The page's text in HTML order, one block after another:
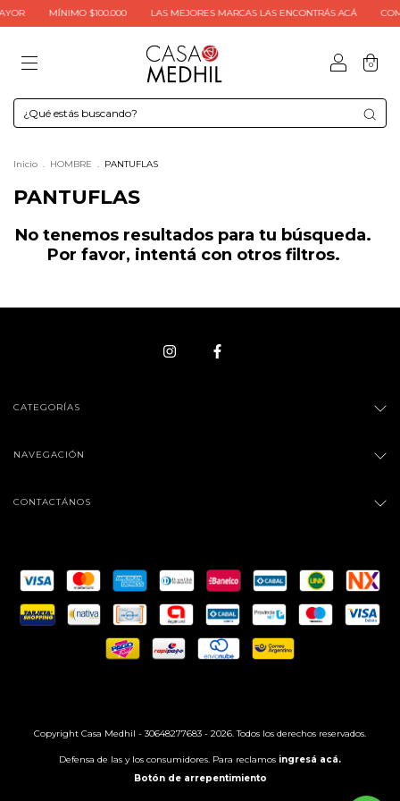
MÍNIMO $100.000 LAS MEJORES MARCAS LAS ENCONTRÁS ACÁ
0
Inicio . HOMBRE . PANTUFLAS
PANTUFLAS
No tenemos resultados para tu búsqueda.
Por favor, intentá con otros filtros.
CATEGORÍAS
NAVEGACIÓN
CONTACTÁNOS
Copyright Casa Medhil - 30648277683 - 2026. Todos los derechos reservados.
Defensa de las y los consumidores. Para reclamos ingresá acá.
Botón de arrepentimiento